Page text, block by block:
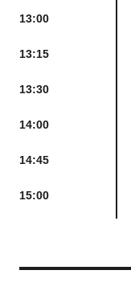
13:00
13:15
13:30
14:00
14:45
15:00